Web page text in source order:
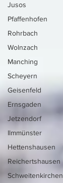
Jusos
Pfaffenhofen
Rohrbach
Wolnzach
Manching
Scheyern
Geisenfeld
Ernsgaden
Jetzendorf
Ilmmünster
Hettenshausen
Reichertshausen
Schweitenkirchen